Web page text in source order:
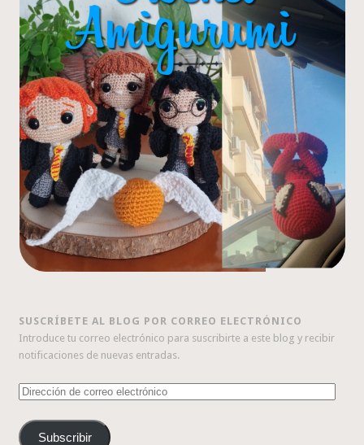
SUSCRÍBETE AL BLOG POR CORREO ELECTRÓNICO
Introduce tu correo electrónico para suscribirte a este blog y recibir
notificaciones de nuevas entradas.
Dirección
correo
electrónico
Subscribir